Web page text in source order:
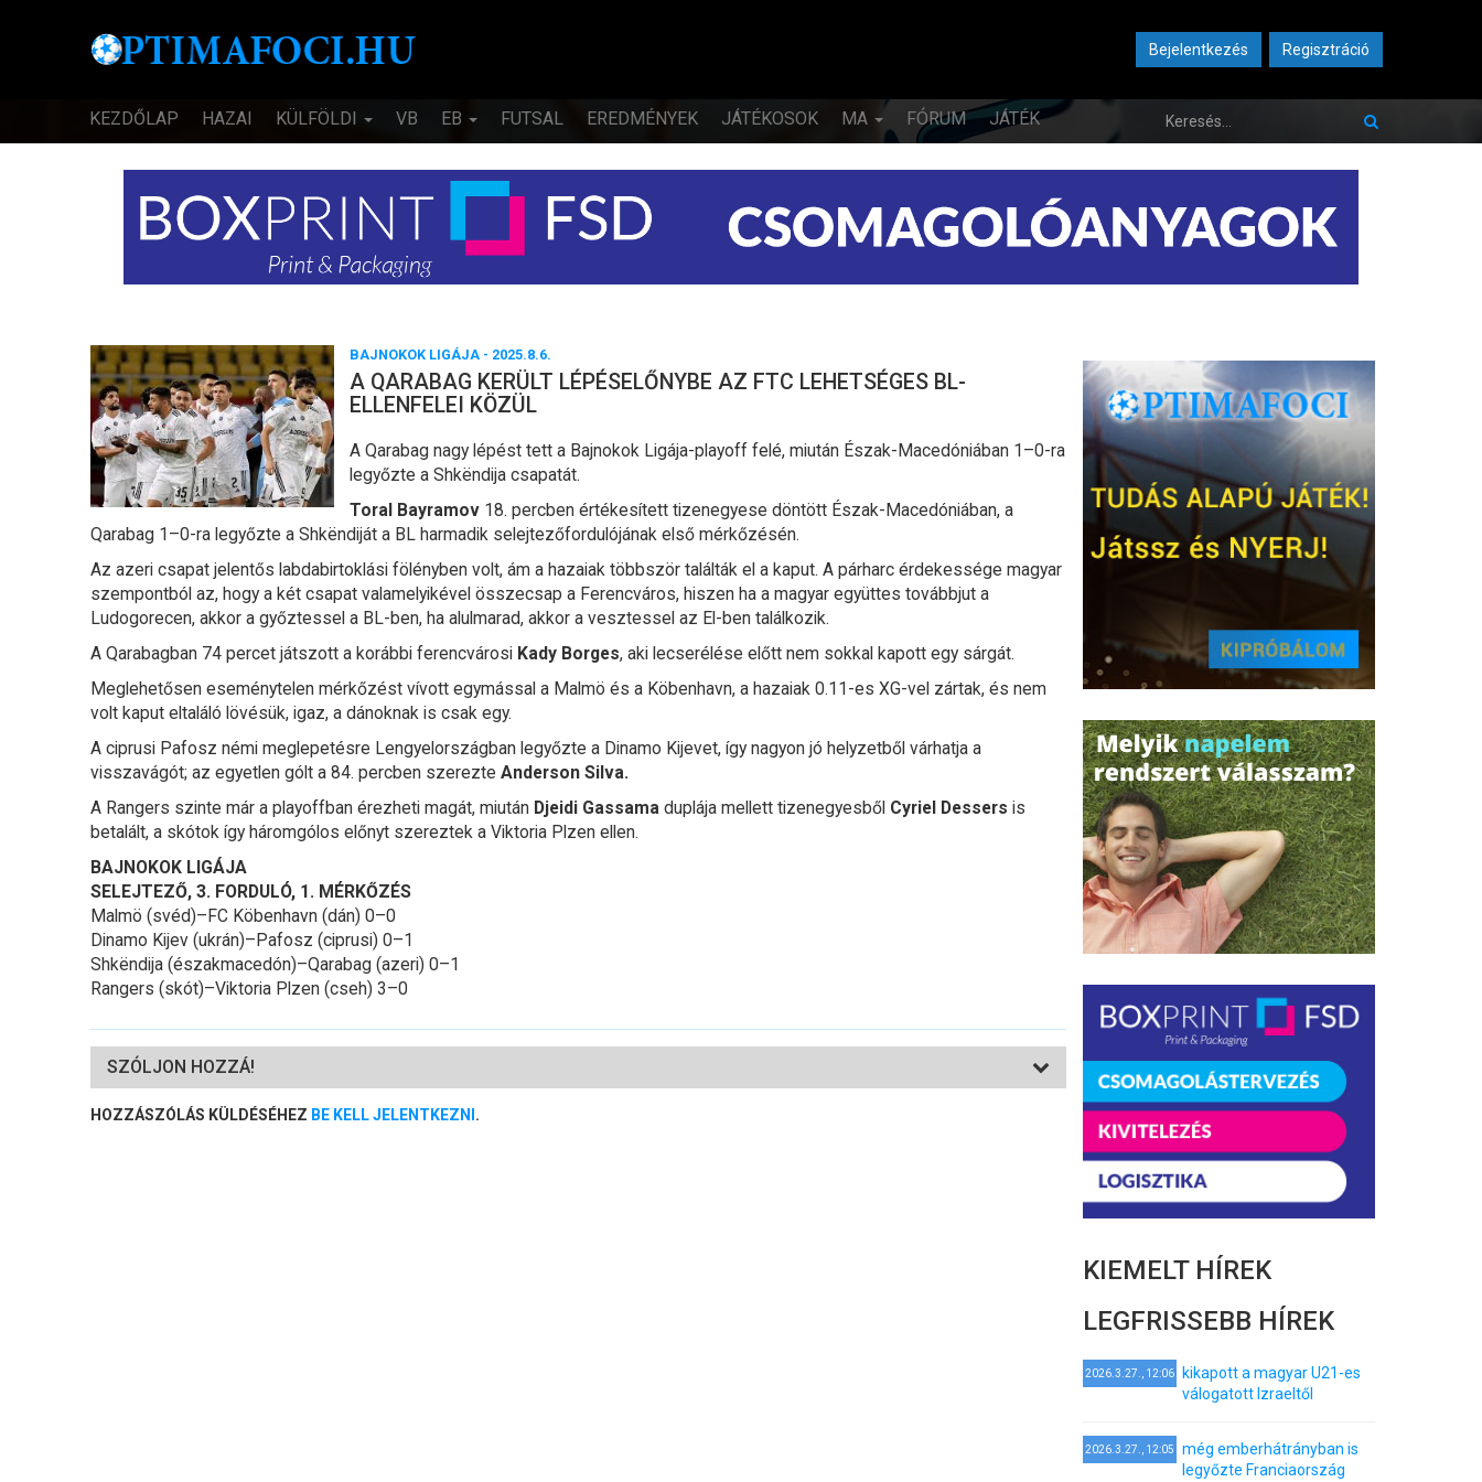
Regisztráció
Bejelentkezés
KEZDŐLAP HAZAI KÜLFÖLDI VB EB FUTSAL EREDMÉNYEK JÁTÉKOSOK MA FÓRUM JÁTÉK
KIEMELT HÍREK
LEGFRISSEBB HÍREK
2026.3.27., 12:06
kikapott a magyar U21-es
válogatott Izraeltől
2026.3.27., 12:05
még emberhátrányban is
legyőzte Franciaország
BAJNOKOK LIGÁJA - 2025.8.6.
A QARABAG KERÜLT LÉPÉSELŐNYBE AZ FTC LEHETSÉGES BL-
ELLENFELEI KÖZÜL
A Qarabag nagy lépést tett a Bajnokok Ligája-playoff felé, miután Észak-Macedóniában 1–0-ra
legyőzte a Shkëndija csapatát.
Toral Bayramov 18. percben értékesített tizenegyese döntött Észak-Macedóniában, a
Qarabag 1–0-ra legyőzte a Shkëndiját a BL harmadik selejtezőfordulójának első mérkőzésén.
Az azeri csapat jelentős labdabirtoklási fölényben volt, ám a hazaiak többször találták el a kaput. A párharc érdekessége magyar
szempontból az, hogy a két csapat valamelyikével összecsap a Ferencváros, hiszen ha a magyar együttes továbbjut a
Ludogorecen, akkor a győztessel a BL-ben, ha alulmarad, akkor a vesztessel az El-ben találkozik.
A Qarabagban 74 percet játszott a korábbi ferencvárosi Kady Borges, aki lecserélése előtt nem sokkal kapott egy sárgát.
Meglehetősen eseménytelen mérkőzést vívott egymással a Malmö és a Köbenhavn, a hazaiak 0.11-es XG-vel zártak, és nem
volt kaput eltaláló lövésük, igaz, a dánoknak is csak egy.
A ciprusi Pafosz némi meglepetésre Lengyelországban legyőzte a Dinamo Kijevet, így nagyon jó helyzetből várhatja a
visszavágót; az egyetlen gólt a 84. percben szerezte Anderson Silva.
A Rangers szinte már a playoffban érezheti magát, miután Djeidi Gassama duplája mellett tizenegyesből Cyriel Dessers is
betalált, a skótok így háromgólos előnyt szereztek a Viktoria Plzen ellen.
BAJNOKOK LIGÁJA
SELEJTEZŐ, 3. FORDULÓ, 1. MÉRKŐZÉS
Malmö (svéd)–FC Köbenhavn (dán) 0–0
Dinamo Kijev (ukrán)–Pafosz (ciprusi) 0–1
Shkëndija (északmacedón)–Qarabag (azeri) 0–1
Rangers (skót)–Viktoria Plzen (cseh) 3–0
SZÓLJON HOZZÁ!
HOZZÁSZÓLÁS KÜLDÉSÉHEZ BE KELL JELENTKEZNI .